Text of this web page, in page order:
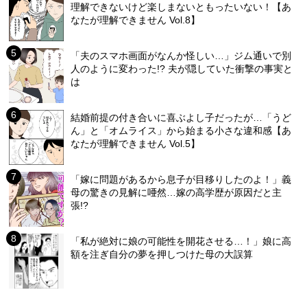
理解できないけど楽しまないともったいない！【あ
なたが理解できません Vol.8】
「夫のスマホ画面がなんか怪しい…」ジム通いで別
人のように変わった!? 夫が隠していた衝撃の事実と
は
結婚前提の付き合いに喜ぶよし子だったが…「うど
ん」と「オムライス」から始まる小さな違和感【あ
なたが理解できません Vol.5】
「嫁に問題があるから息子が目移りしたのよ！」義
母の驚きの見解に唖然…嫁の高学歴が原因だと主
張!?
「私が絶対に娘の可能性を開花させる…！」娘に高
額を注ぎ自分の夢を押しつけた母の大誤算